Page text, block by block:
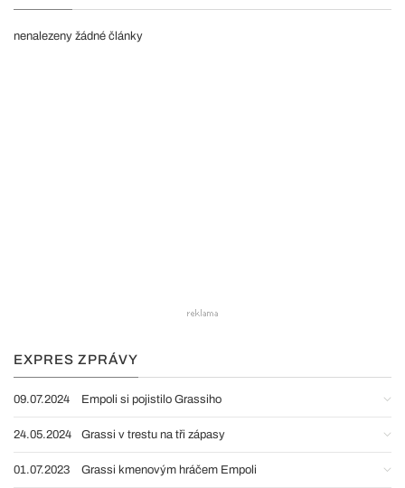
nenalezeny žádné články
EXPRES ZPRÁVY
09.07.2024 Empoli si pojistilo Grassiho
24.05.2024 Grassi v trestu na tři zápasy
01.07.2023 Grassi kmenovým hráčem Empoli